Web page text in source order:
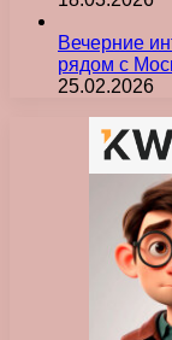
Вечерние
рядом с
25.02.2026